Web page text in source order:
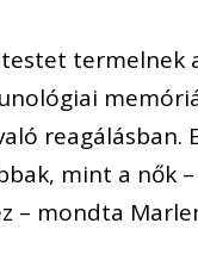
termelnek
reagálásban.
mint a nők
– mondta